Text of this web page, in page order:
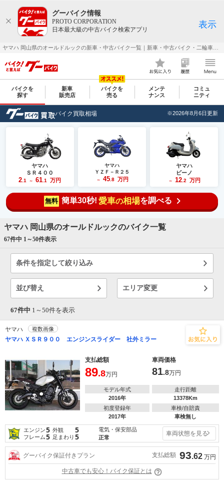
グーバイク情報
PROTO CORPORATION
日本最大級の中古バイク検索アプリ
表示
バイクを
探す
新車
販売店
バイクを
売る
メンテ
ナンス
コミュ
ニティ
バイク買取相場 ※2026年8月6日更新
ヤマハ
ＳＲ４００
2 .1 ～ 61 .1 万円
ヤマハ
ＹＺＦ－Ｒ２５
～ 45.8 万円
ヤマハ
ビーノ
～ 12.2 万円
無料 簡単30秒! 愛車の相場を調べる
ヤマハ 岡山県のオールドルックのバイク一覧
67件中 1～50件表示
条件を指定して絞り込み
並び替え エリア変更
67件中 1～ 50件を表示
ヤマハ 複数画像
ヤマハ ＸＳＲ９００ エンジンスライダー 社外ミラー
支払総額 車両価格
89.8万円 81.8万円
モデル年式
2016年
走行距離
13378Km
初度登録年
2017年
車検/自賠責
車検無し
エンジン5 外観 5
フレーム5 足まわり 5
電気・保安部品
正常
車両状態を見る
グーバイク保証付きプラン 支払総額 93.62 万円
中古車でも安心！バイク保証とは